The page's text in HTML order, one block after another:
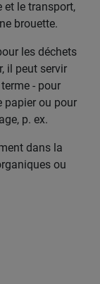
et le transport,
brouette.
les déchets
il peut servir
- pour
papier ou pour
p. ex.
dans la
ou